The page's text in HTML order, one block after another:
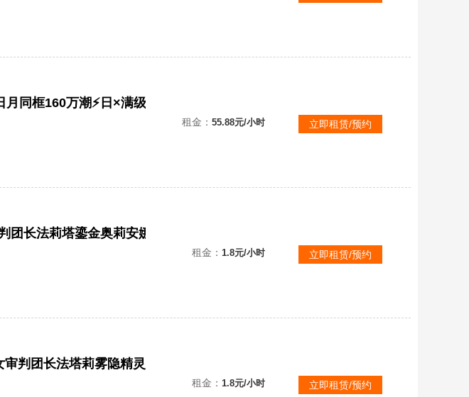
租金： 55.88元/小时 立即租赁/预约
租金： 1.8元/小时 立即租赁/预约
租金： 1.8元/小时 立即租赁/预约